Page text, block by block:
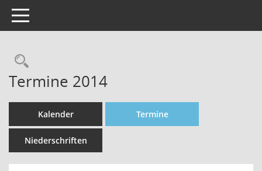
Toggle navigation
Rechercheauswahl
Termine 2014
Kalender Termine
Niederschriften